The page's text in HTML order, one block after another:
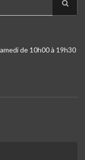
de 10h00 à 19h30